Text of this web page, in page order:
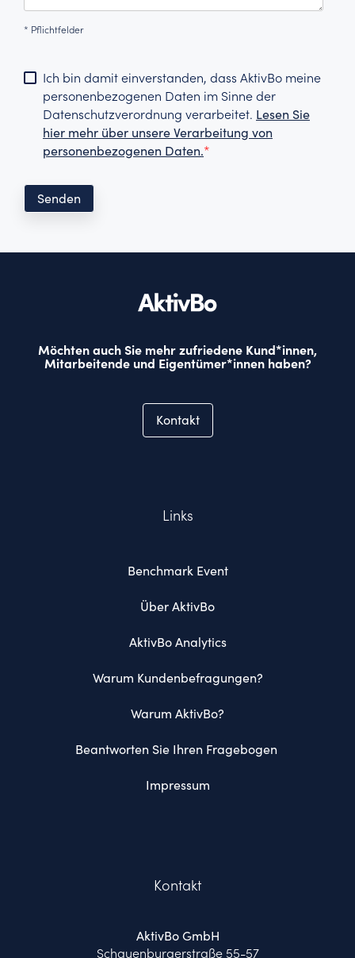
* Pflichtfelder
Ich bin damit einverstanden, dass AktivBo meine
personenbezogenen Daten im Sinne der
Datenschutzverordnung verarbeitet. Lesen Sie
hier mehr über unsere Verarbeitung von
personenbezogenen Daten.*
Möchten auch Sie mehr zufriedene Kund*innen,
Mitarbeitende und Eigentümer*innen haben?
Kontakt
Links
Benchmark Event
Über AktivBo
AktivBo Analytics
Warum Kundenbefragungen?
Warum AktivBo?
Beantworten Sie Ihren Fragebogen
Impressum
Kontakt
AktivBo GmbH
Schauenburgerstraße 55-57